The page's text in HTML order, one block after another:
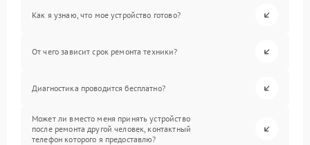
Как я узнаю, что мое устройство готово?
От чего зависит срок ремонта техники?
Диагностика проводится бесплатно?
Может ли вместо меня принять устройство
после ремонта другой человек, контактный
телефон которого я предоставлю?